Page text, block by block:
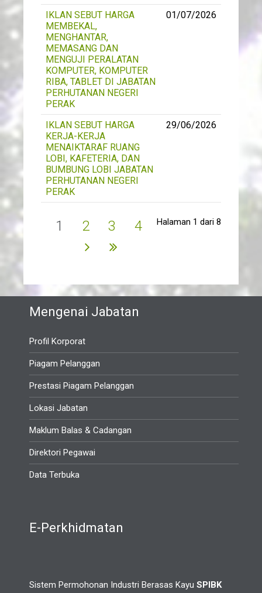
IKLAN SEBUT HARGA
MEMBEKAL,
MENGHANTAR,
MEMASANG DAN
MENGUJI PERALATAN
KOMPUTER, KOMPUTER
RIBA, TABLET DI JABATAN
PERHUTANAN NEGERI
PERAK
01/07/2026
IKLAN SEBUT HARGA
KERJA-KERJA
MENAIKTARAF RUANG
LOBI, KAFETERIA, DAN
BUMBUNG LOBI JABATAN
PERHUTANAN NEGERI
PERAK
29/06/2026
Halaman 1 dari 8
1 2 3 4
Mengenai Jabatan
Profil Korporat
Piagam Pelanggan
Prestasi Piagam Pelanggan
Lokasi Jabatan
Maklum Balas & Cadangan
Direktori Pegawai
Data Terbuka
E-Perkhidmatan
Sistem Permohonan Industri Berasas Kayu SPIBK